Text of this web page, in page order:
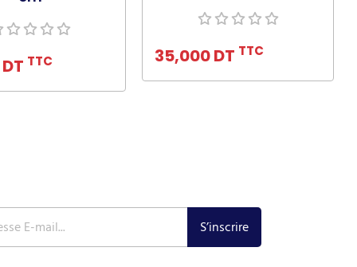
TTC
au panier
35,000 DT TTC